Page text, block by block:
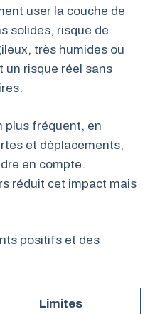
user la couche de
solides, risque de
très humides ou
un risque réel sans
plus fréquent, en
et déplacements,
en compte.
réduit cet impact mais
positifs et des
Limites